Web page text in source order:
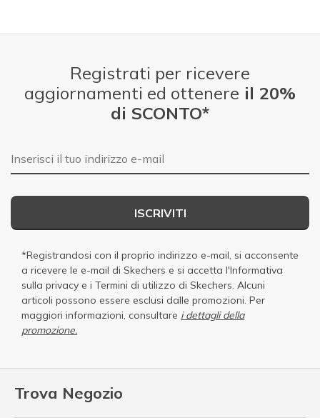
Trova Negozio
Registrati per ricevere
aggiornamenti ed ottenere il 20%
di SCONTO*
E-mail
ISCRIVITI
*Registrandosi con il proprio indirizzo e-mail, si acconsente
a ricevere le e-mail di Skechers e si accetta l'Informativa
sulla privacy e i Termini di utilizzo di Skechers. Alcuni
articoli possono essere esclusi dalle promozioni. Per
maggiori informazioni, consultare i dettagli della
promozione.